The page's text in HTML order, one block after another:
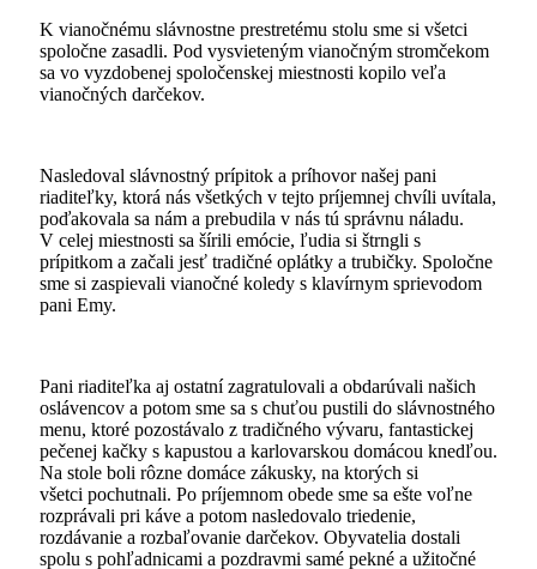
K vianočnému slávnostne prestretému stolu sme si všetci
spoločne zasadli. Pod vysvieteným vianočným stromčekom
sa vo vyzdobenej spoločenskej miestnosti kopilo veľa
vianočných darčekov.
Nasledoval slávnostný prípitok a príhovor našej pani
riaditeľky, ktorá nás všetkých v tejto príjemnej chvíli uvítala,
poďakovala sa nám a prebudila v nás tú správnu náladu.
V celej miestnosti sa šírili emócie, ľudia si štrngli s
prípitkom a začali jesť tradičné oplátky a trubičky. Spoločne
sme si zaspievali vianočné koledy s klavírnym sprievodom
pani Emy.
Pani riaditeľka aj ostatní zagratulovali a obdarúvali našich
oslávencov a potom sme sa s chuťou pustili do slávnostného
menu, ktoré pozostávalo z tradičného vývaru, fantastickej
pečenej kačky s kapustou a karlovarskou domácou knedľou.
Na stole boli rôzne domáce zákusky, na ktorých si
všetci pochutnali. Po príjemnom obede sme sa ešte voľne
rozprávali pri káve a potom nasledovalo triedenie,
rozdávanie a rozbaľovanie darčekov. Obyvatelia dostali
spolu s pohľadnicami a pozdravmi samé pekné a užitočné